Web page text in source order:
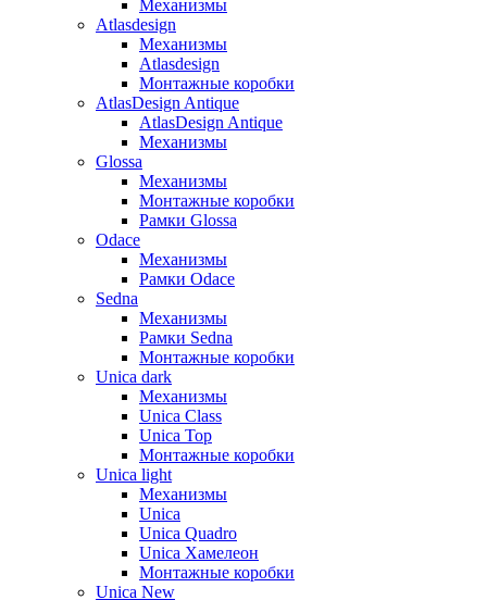
Механизмы
Atlasdesign
Механизмы
Atlasdesign
Монтажные коробки
AtlasDesign Antique
AtlasDesign Antique
Механизмы
Glossa
Механизмы
Монтажные коробки
Рамки Glossa
Odace
Механизмы
Рамки Odace
Sedna
Механизмы
Рамки Sedna
Монтажные коробки
Unica dark
Механизмы
Unica Class
Unica Top
Монтажные коробки
Unica light
Механизмы
Unica
Unica Quadro
Unica Хамелеон
Монтажные коробки
Unica New